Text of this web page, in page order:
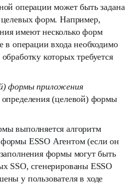
операции может быть задана
целевых форм. Например,
имеют несколько форм
в операции входа необходимо
которых требуется
формы приложения
определения (целевой) формы
выполняется алгоритм
ESSO Агентом (если он
формы могут быть
SSO, сгенерированы ESSO
у пользователя в ходе